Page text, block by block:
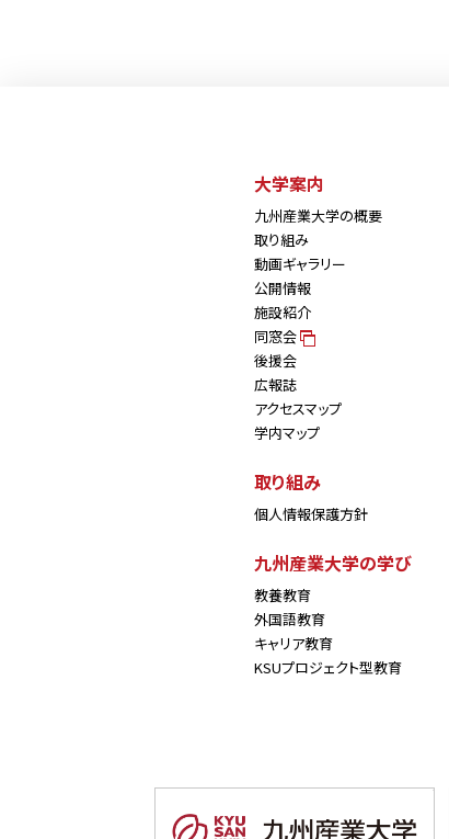
大学案内
九州産業大学の概要
取り組み
動画ギャラリー
公開情報
施設紹介
同窓会
後援会
広報誌
アクセスマップ
学内マップ
取り組み
個人情報保護方針
九州産業大学の学び
教養教育
外国語教育
キャリア教育
KSUプロジェクト型教育